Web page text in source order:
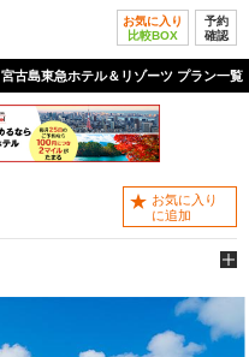
お気に入り
比較BOX
予約
確認
宮古島東急ホテル＆リゾーツ プラン一覧
お気に入り
に追加